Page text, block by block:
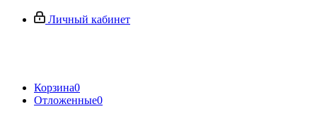
Личный кабинет
Корзина0
Отложенные0